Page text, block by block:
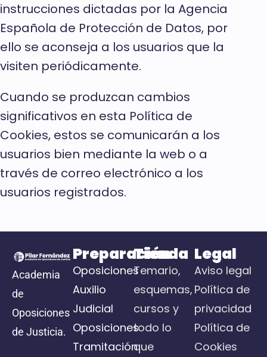
instrucciones dictadas por la Agencia
Española de Protección de Datos, por
ello se aconseja a los usuarios que la
visiten periódicamente.
Cuando se produzcan cambios
significativos en esta Política de
Cookies, estos se comunicarán a los
usuarios bien mediante la web o a
través de correo electrónico a los
usuarios registrados.
Academia
de
Oposiciones
de Justicia.
Preparación
Oposiciones
Auxilio
Judicial
Oposiciones
Tramitación
Tienda
Temario,
esquemas,
cursos y
todo lo
que
Legal
Aviso legal
Política de
privacidad
Política de
Cookies